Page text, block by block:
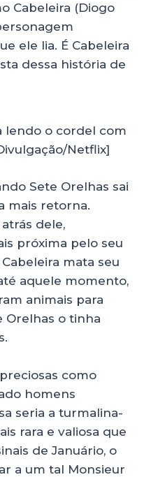
Cabeleira (Diogo
ele lia. É Cabeleira
dessa história de
lendo o cordel com
Netflix]
Sete Orelhas sai
mais retorna.
dele,
próxima pelo seu
mata seu
aquele momento,
animais para
Orelhas o tinha
como
homens
seria a turmalina-
rara e valiosa que
de Januário, o
a um tal Monsieur